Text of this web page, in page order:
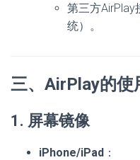
第三方
统）。
三、AirPlay的使
1. 屏幕镜像
iPhone/iPad ：